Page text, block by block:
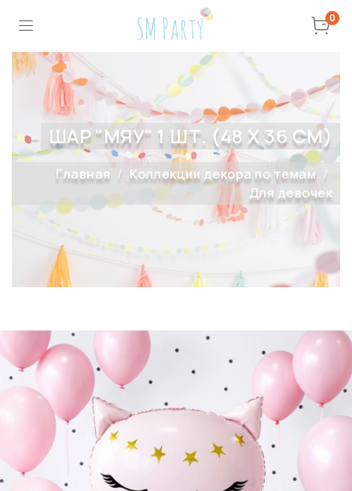
0
ШАР "МЯУ" 1 ШТ. (48 Х 36 СМ)
Главная
Коллекции декора по темам
Для девочек